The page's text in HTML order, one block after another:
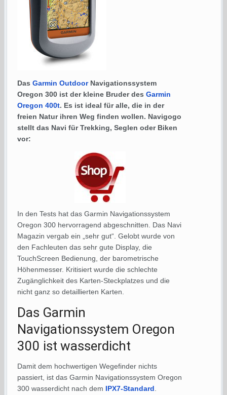
DasGarmin OutdoorNavigationssystem
Oregon 300 ist der kleine Bruder desGarmin
Oregon 400t. Es ist ideal für alle, die in der
freien Natur ihren Weg finden wollen. Navigogo
stellt das Navi für Trekking, Seglen oder Biken
vor:
In den Tests hat das Garmin Navigationssystem
Oregon 300 hervorragend abgeschnitten. Das Navi
Magazin vergab ein „sehr gut“. Gelobt wurde von
den Fachleuten das sehr gute Display, die
TouchScreen Bedienung, der barometrische
Höhenmesser. Kritisiert wurde die schlechte
Zugänglichkeit des Karten-Steckplatzes und die
nicht ganz so detaillierten Karten.
Das Garmin
Navigationssystem Oregon
300 ist wasserdicht
Damit dem hochwertigen Wegefinder nichts
passiert, ist das Garmin Navigationssystem Oregon
300 wasserdicht nach dem IPX7-Standard.